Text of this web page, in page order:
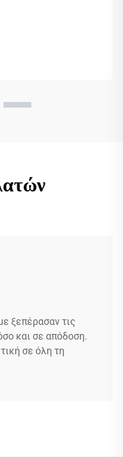
ξεπέρασαν τις
και σε απόδοση.
σε όλη τη